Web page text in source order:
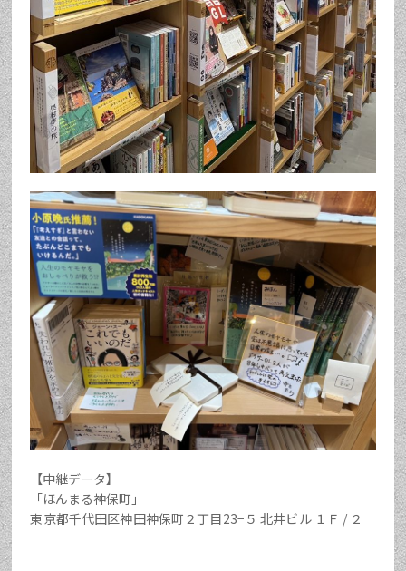
【中継データ】
「ほんまる神保町」
東京都千代田区神田神保町２丁目23−５ 北井ビル １Ｆ / ２